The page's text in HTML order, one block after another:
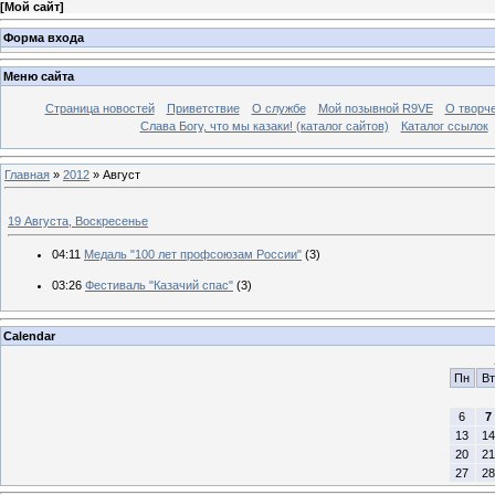
[Мой сайт]
Форма входа
Меню сайта
Страница новостей Приветствие О службе Мой позывной R9VE
О
Слава Богу, что мы казаки! (каталог сайтов)
Каталог ссылок
Главная » 2012 » Август
19 Августа, Воскресенье
04:11 Медаль "100 лет профсоюзам России" (3)
03:26 Фестиваль "Казачий спас" (3)
Calendar
Пн
Вт
6
7
13
14
20
21
27
28